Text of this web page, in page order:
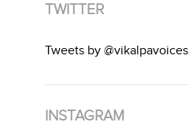
TWITTER
Tweets by @vikalpavoices
INSTAGRAM